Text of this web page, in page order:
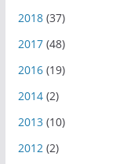
2018(37)
2017(48)
2016(19)
2014(2)
2013(10)
2012(2)